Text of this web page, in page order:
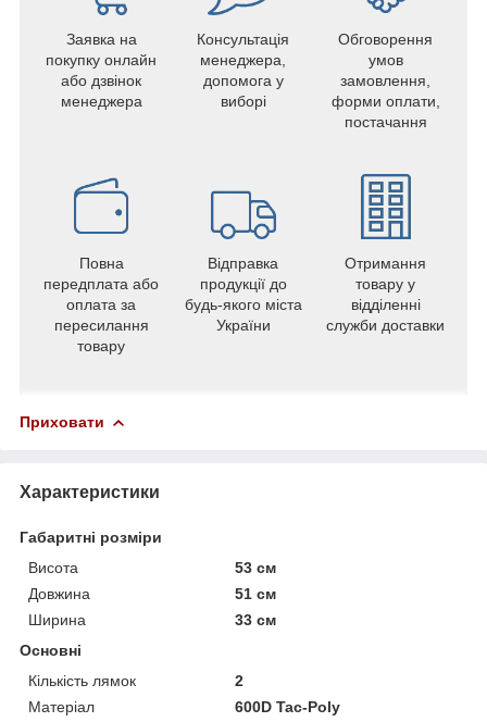
Заявка на
покупку онлайн
або дзвінок
менеджера
Консультація
менеджера,
допомога у
виборі
Обговорення
умов
замовлення,
форми оплати,
постачання
Повна
передплата або
оплата за
пересилання
товару
Відправка
продукції до
будь-якого міста
України
Отримання
товару у
відділенні
служби доставки
Приховати
Характеристики
Габаритні розміри
Висота
53 см
Довжина
51 см
Ширина
33 см
Основні
Кількість лямок
2
Матеріал
600D Tac-Poly